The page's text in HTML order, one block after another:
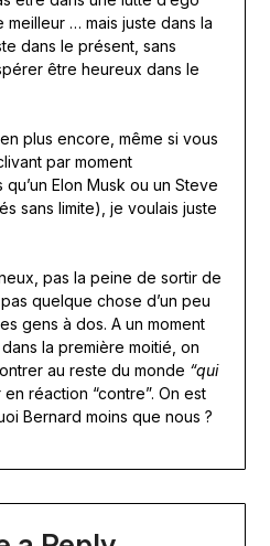
meilleur … mais juste dans la
dans le présent, sans
être heureux dans le
plus encore, même si vous
par moment
Elon Musk ou un Steve
sans limite), je voulais juste
pas la peine de sortir de
quelque chose d’un peu
gens à dos. A un moment
la première moitié, on
au reste du monde “qui
réaction “contre”. On est
Bernard moins que nous ?